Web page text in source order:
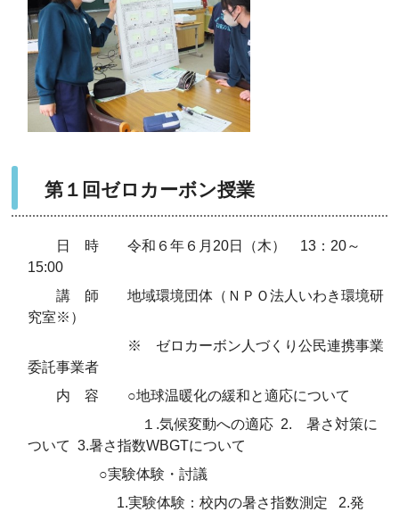
第１回ゼロカーボン授業
日 時 令和６年６月20日（木） 13：20～
15:00
講 師 地域環境団体（ＮＰＯ法人いわき環境研
究室※）
※ ゼロカーボン人づくり公民連携事業
委託事業者
内 容 ○地球温暖化の緩和と適応について
１.気候変動への適応 2. 暑さ対策に
ついて 3.暑さ指数WBGTについて
○実験体験・討議
1.実験体験：校内の暑さ指数測定 2.発